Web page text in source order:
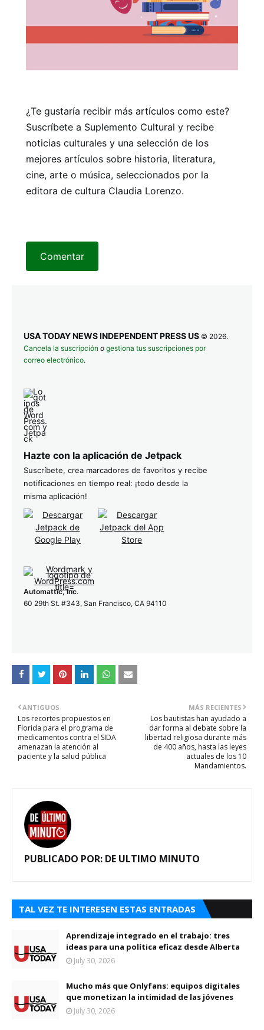
¿Te gustaría recibir más artículos como este?
Suscríbete a Suplemento Cultural y recibe
noticias culturales y una selección de los
mejores artículos sobre historia, literatura,
cine, arte o música, seleccionados por la
editora de cultura Claudia Lorenzo.
Comentar
USA TODAY NEWS INDEPENDENT PRESS US © 2026.
Cancela la suscripción o gestiona tus suscripciones por
correo electrónico.
Hazte con la aplicación de Jetpack
Suscríbete, crea marcadores de favoritos y recibe
notificaciones en tiempo real: ¡todo desde la
misma aplicación!
Automattic, Inc.
60 29th St. #343, San Francisco, CA 94110
MÁS RECIENTES
Los bautistas han ayudado a
dar forma al debate sobre la
libertad religiosa durante más
de 400 años, hasta las leyes
actuales de los 10
Mandamientos.
ANTIGUOS
Los recortes propuestos en
Florida para el programa de
medicamentos contra el SIDA
amenazan la atención al
paciente y la salud pública
PUBLICADO POR: DE ULTIMO MINUTO
TAL VEZ TE INTERESEN ESTAS ENTRADAS
Aprendizaje integrado en el trabajo: tres
ideas para una política eficaz desde Alberta
July 30, 2026
Mucho más que Onlyfans: equipos digitales
que monetizan la intimidad de las jóvenes
July 30, 2026